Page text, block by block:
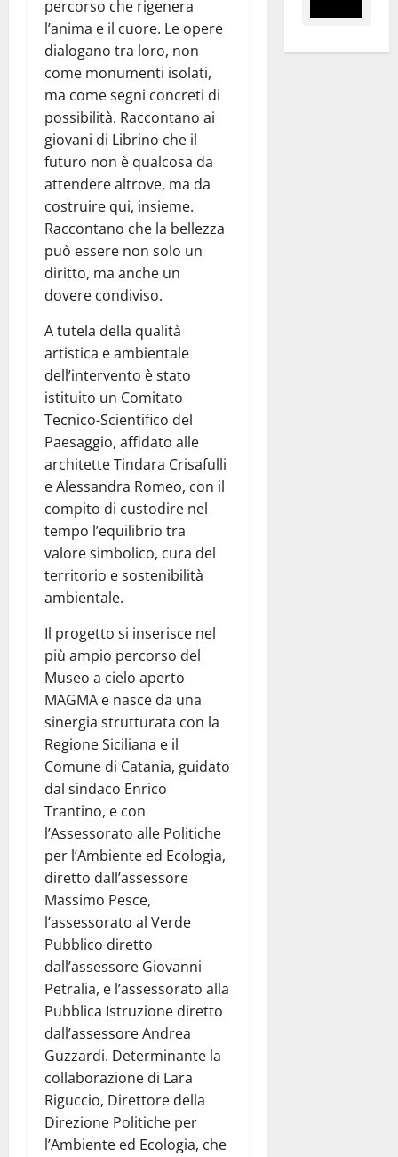
percorso che rigenera
l’anima e il cuore. Le opere
dialogano tra loro, non
come monumenti isolati,
ma come segni concreti di
possibilità. Raccontano ai
giovani di Librino che il
futuro non è qualcosa da
attendere altrove, ma da
costruire qui, insieme.
Raccontano che la bellezza
può essere non solo un
diritto, ma anche un
dovere condiviso.
A tutela della qualità
artistica e ambientale
dell’intervento è stato
istituito un Comitato
Tecnico-Scientifico del
Paesaggio, affidato alle
architette Tindara Crisafulli
e Alessandra Romeo, con il
compito di custodire nel
tempo l’equilibrio tra
valore simbolico, cura del
territorio e sostenibilità
ambientale.
Il progetto si inserisce nel
più ampio percorso del
Museo a cielo aperto
MAGMA e nasce da una
sinergia strutturata con la
Regione Siciliana e il
Comune di Catania, guidato
dal sindaco Enrico
Trantino, e con
l’Assessorato alle Politiche
per l’Ambiente ed Ecologia,
diretto dall’assessore
Massimo Pesce,
l’assessorato al Verde
Pubblico diretto
dall’assessore Giovanni
Petralia, e l’assessorato alla
Pubblica Istruzione diretto
dall’assessore Andrea
Guzzardi. Determinante la
collaborazione di Lara
Riguccio, Direttore della
Direzione Politiche per
l’Ambiente ed Ecologia, che